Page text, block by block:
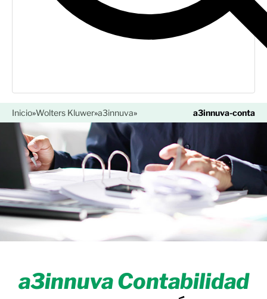
Inicio»Wolters Kluwer»a3innuva» a3innuva-conta
a3innuva Contabilidad